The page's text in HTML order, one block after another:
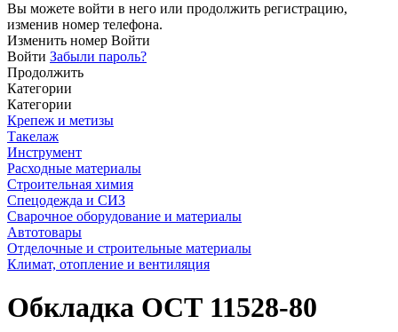
Вы можете войти в него или продолжить регистрацию,
изменив номер телефона.
Изменить номер Войти
Войти Забыли пароль?
Продолжить
Категории
Категории
Крепеж и метизы
Такелаж
Инструмент
Расходные материалы
Строительная химия
Спецодежда и СИЗ
Сварочное оборудование и материалы
Автотовары
Отделочные и строительные материалы
Климат, отопление и вентиляция
Обкладка ОСТ 11528-80